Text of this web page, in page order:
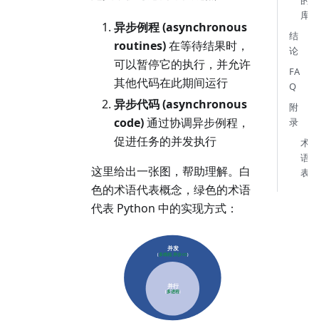
异步例程 (asynchronous
routines)在等待结果时，
可以暂停它的执行，并允许
其他代码在此期间运行
异步代码 (asynchronous
code)通过协调异步例程，
促进任务的并发执行
这里给出一张图，帮助理解。白
色的术语代表概念，绿色的术语
代表 Python 中的实现方式：
库
结
论
FA
Q
附
录
术
语
表